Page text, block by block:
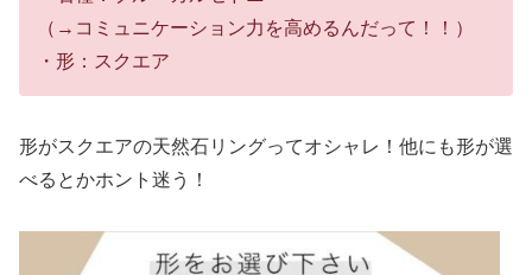
（→コミュニケーション力を高めるんだって！！）
・形：スクエア
形がスクエアの天然石リングってオシャレ！他にも形が選
べるとかホント迷う！